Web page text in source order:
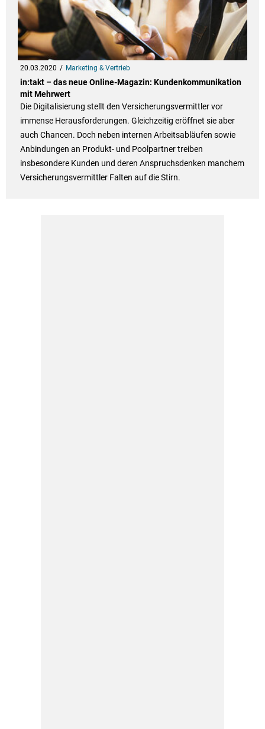
20.03.2020 Marketing & Vertrieb
in:takt – das neue Online-Magazin: Kundenkommunikation
mit Mehrwert
Die Digitalisierung stellt den Versicherungsvermittler vor
immense Herausforderungen. Gleichzeitig eröffnet sie aber
auch Chancen. Doch neben internen Arbeitsabläufen sowie
Anbindungen an Produkt- und Poolpartner treiben
insbesondere Kunden und deren Anspruchsdenken manchem
Versicherungsvermittler Falten auf die Stirn.